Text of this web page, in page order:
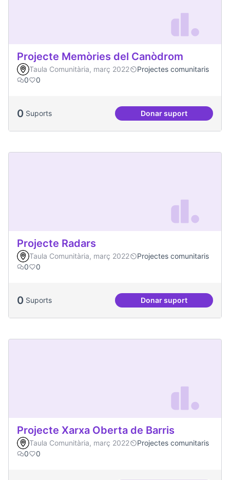
Projecte Memòries del Canòdrom
Taula Comunitària, març 2022
Projectes comunitaris
0
0
0 Suports Donar suport
Projecte
Projecte Radars
Taula Comunitària, març 2022
Projectes comunitaris
0
0
0 Suports Donar suportProjecte Radars
Projecte Xarxa Oberta de Barris
Taula Comunitària, març 2022
Projectes comunitaris
0
0